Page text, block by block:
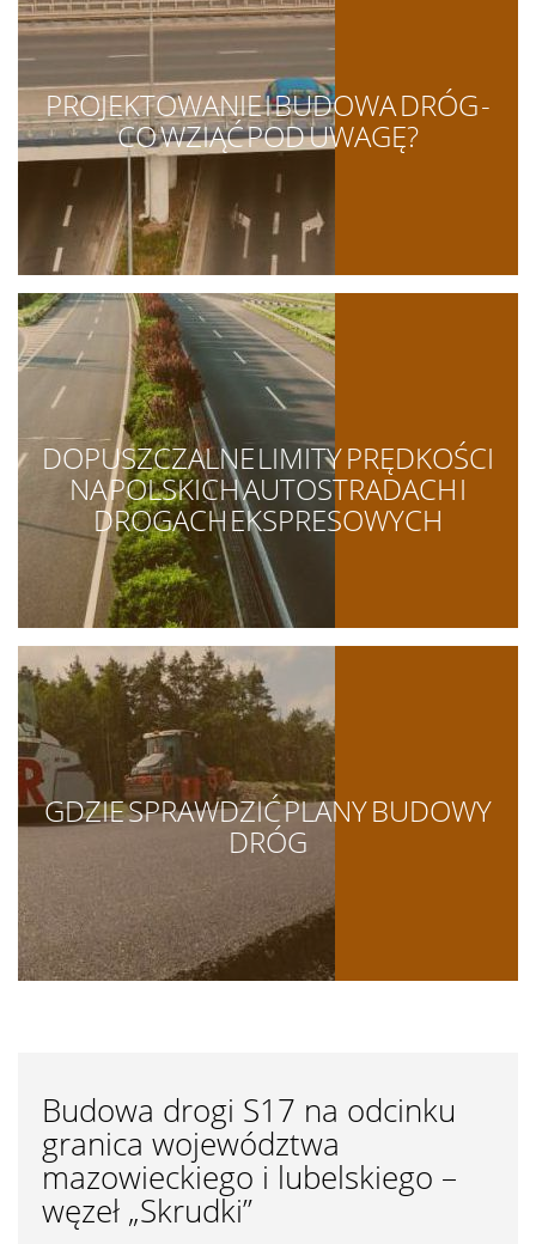
PROJEKTOWANIE I BUDOWA DRÓG -
CO WZIĄĆ POD UWAGĘ?
DOPUSZCZALNE LIMITY PRĘDKOŚCI
NA POLSKICH AUTOSTRADACH I
DROGACH EKSPRESOWYCH
GDZIE SPRAWDZIĆ PLANY BUDOWY
DRÓG
Budowa drogi S17 na odcinku
granica województwa
mazowieckiego i lubelskiego –
węzeł „Skrudki”